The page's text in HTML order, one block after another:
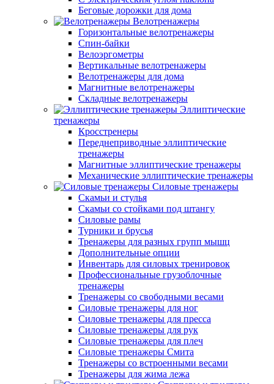
Беговые дорожки для дома
Велотренажеры
Горизонтальные велотренажеры
Спин-байки
Велоэргометры
Вертикальные велотренажеры
Велотренажеры для дома
Магнитные велотренажеры
Складные велотренажеры
Эллиптические
тренажеры
Кросстренеры
Переднеприводные эллиптические
тренажеры
Магнитные эллиптические тренажеры
Механические эллиптические тренажеры
Силовые тренажеры
Скамьи и стулья
Скамьи со стойками под штангу
Силовые рамы
Турники и брусья
Тренажеры для разных групп мышц
Дополнительные опции
Инвентарь для силовых тренировок
Профессиональные грузоблочные
тренажеры
Тренажеры со свободными весами
Силовые тренажеры для ног
Силовые тренажеры для пресса
Силовые тренажеры для рук
Силовые тренажеры для плеч
Силовые тренажеры Смита
Тренажеры со встроенными весами
Тренажеры для жима лежа